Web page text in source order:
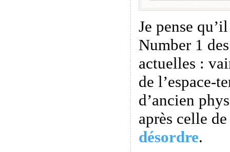
Je pense
Number 1
actuelles :
de l’espace-
d’ancien
après celle
désordre.